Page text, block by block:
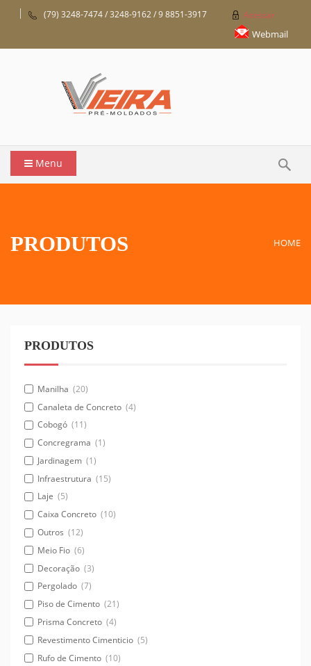
Acessar
(79) 3248-7474 / 3248-9162 / 9 8851-3917
Webmail
Menu
HOME
PRODUTOS
PRODUTOS
Manilha (20)
Canaleta de Concreto (4)
Cobogó (11)
Concregrama (1)
Jardinagem (1)
Infraestrutura (15)
Laje (5)
Caixa Concreto (10)
Outros (12)
Meio Fio (6)
Decoração (3)
Pergolado (7)
Piso de Cimento (21)
Prisma Concreto (4)
Revestimento Cimenticio (5)
Rufo de Cimento (10)